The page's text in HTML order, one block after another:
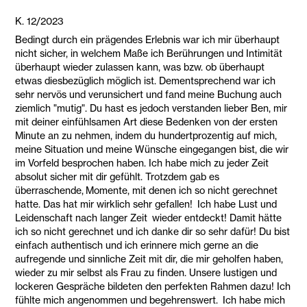
K. 12/2023
Bedingt durch ein prägendes Erlebnis war ich mir überhaupt
nicht sicher, in welchem Maße ich Berührungen und Intimität
überhaupt wieder zulassen kann, was bzw. ob überhaupt
etwas diesbezüglich möglich ist. Dementsprechend war ich
sehr nervös und verunsichert und fand meine Buchung auch
ziemlich "mutig". Du hast es jedoch verstanden lieber Ben, mir
mit deiner einfühlsamen Art diese Bedenken von der ersten
Minute an zu nehmen, indem du hundertprozentig auf mich,
meine Situation und meine Wünsche eingegangen bist, die wir
im Vorfeld besprochen haben. Ich habe mich zu jeder Zeit
absolut sicher mit dir gefühlt. Trotzdem gab es
überraschende, Momente, mit denen ich so nicht gerechnet
hatte. Das hat mir wirklich sehr gefallen! Ich habe Lust und
Leidenschaft nach langer Zeit wieder entdeckt! Damit hätte
ich so nicht gerechnet und ich danke dir so sehr dafür! Du bist
einfach authentisch und ich erinnere mich gerne an die
aufregende und sinnliche Zeit mit dir, die mir geholfen haben,
wieder zu mir selbst als Frau zu finden. Unsere lustigen und
lockeren Gespräche bildeten den perfekten Rahmen dazu! Ich
fühlte mich angenommen und begehrenswert. Ich habe mich